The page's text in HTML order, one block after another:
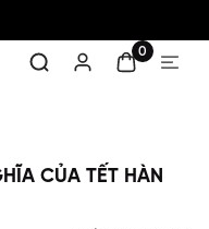
0
CỦA TẾT HÀN